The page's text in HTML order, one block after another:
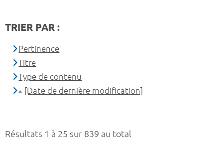
Résultats 1 à 25 sur 839 au total
TRIER PAR :
Pertinence
Titre
Type de contenu
[Date de dernière modification]